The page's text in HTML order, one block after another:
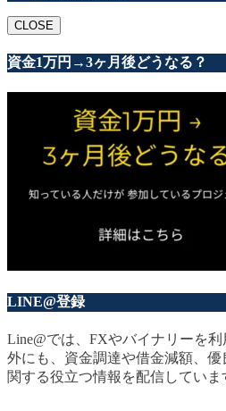
CLOSE
資金1万円→3ヶ月後どうなる？
LINE@登録
Line@では、FXやバイナリーを
外にも、資金調達や借金減額、
関する役立つ情報を配信していま